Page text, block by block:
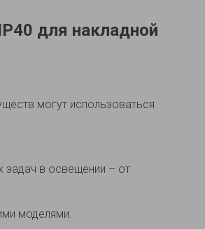
для накладной
могут использоваться
задач в освещении – от
моделями.